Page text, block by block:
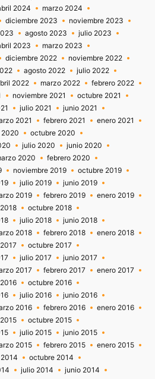
2024
marzo 2024
diciembre 2023
noviembre 2023
agosto 2023
julio 2023
2023
marzo 2023
diciembre 2022
noviembre 2022
agosto 2022
julio 2022
2022 marzo 2022
febrero 2022
noviembre 2021
octubre 2021
julio 2021
junio 2021
2021 febrero 2021
enero 2021
2020
octubre 2020
julio 2020
junio 2020
2020
febrero 2020
noviembre 2019
octubre 2019
julio 2019
junio 2019
2019 febrero 2019
enero 2019
octubre 2018
julio 2018
junio 2018
2018 febrero 2018
enero 2018
octubre 2017
julio 2017
junio 2017
2017 febrero 2017
enero 2017
octubre 2016
julio 2016
junio 2016
2016 febrero 2016
enero 2016
octubre 2015
julio 2015
junio 2015
2015 febrero 2015
enero 2015
octubre 2014
julio 2014
junio 2014